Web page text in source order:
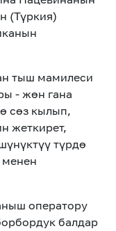
(Түркия)
тыш мамилеси
- жөн гана
сөз кылып,
жеткирет,
түрдө
оператору
балдар